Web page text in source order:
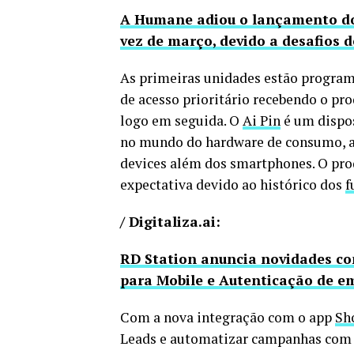
A Humane adiou o lançamento
vez de março, devido a desafios
As primeiras unidades estão
de acesso prioritário recebendo o
logo em seguida. O Ai Pin é um
no mundo do hardware de
devices além dos smartphones. O
expectativa devido ao histórico dos
/ Digitaliza.ai:
RD Station anuncia novidades
para Mobile e Autenticação de
Com a nova integração com o app
Leads e automatizar campanhas